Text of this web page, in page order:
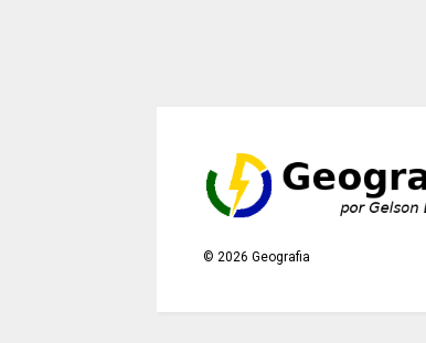
©2026 Geografia